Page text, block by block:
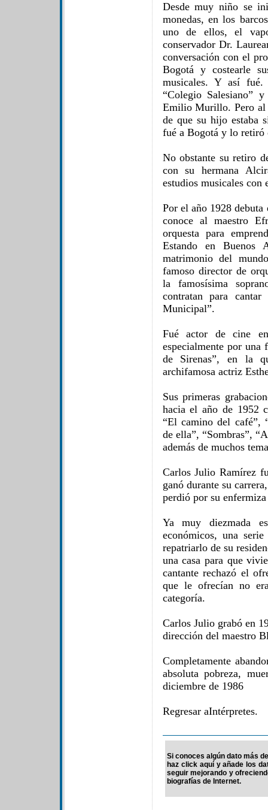
Desde muy niño se
monedas, en los
uno de ellos, el
conservador Dr.
conversación con el
Bogotá y costearle
musicales. Y así
“Colegio Salesiano”
Emilio Murillo. Pero al
de que su hijo estaba
fué a Bogotá y lo retiró
No obstante su retiro
con su hermana
estudios musicales
Por el año 1928
conoce al maestro
orquesta para
Estando en Buenos
matrimonio del
famoso director de
la famosísima
contratan para
Municipal”.
Fué actor de cine
especialmente por una
de Sirenas”, en la
archifamosa actriz
Sus primeras
hacia el año de 1952
“El camino del café”,
de ella”, “Sombras”,
además de muchos
Carlos Julio Ramírez
ganó durante su
perdió por su
Ya muy diezmada
económicos, una
repatriarlo de su
una casa para que
cantante rechazó el
que le ofrecían no
categoría.
Carlos Julio grabó en
dirección del maestro
Completamente
absoluta pobreza,
diciembre de 1986
Regresar aIntérpretes.
Si conoces algún dato más
haz click aquí y añade los
seguir mejorando y
biografías de Internet.